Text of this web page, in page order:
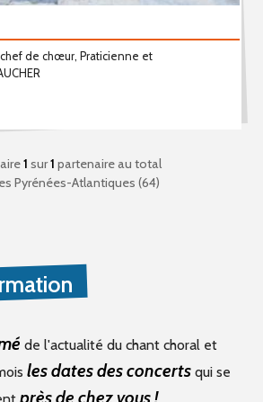
de chœur, Praticienne et
1 sur1 partenaire au total
Pyrénées-Atlantiques (64)
de l'actualité du chant choral et
les dates des concertsqui se
près de chez vous !